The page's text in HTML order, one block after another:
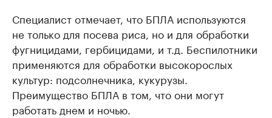
Специалист отмечает, что БПЛА используются
не только для посева риса, но и для обработки
фугницидами, гербицидами, и т.д. Беспилотники
применяются для обработки высокорослых
культур: подсолнечника, кукурузы.
Преимущество БПЛА в том, что они могут
работать днем и ночью.